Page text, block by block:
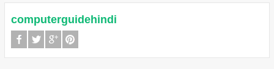
computerguidehindi